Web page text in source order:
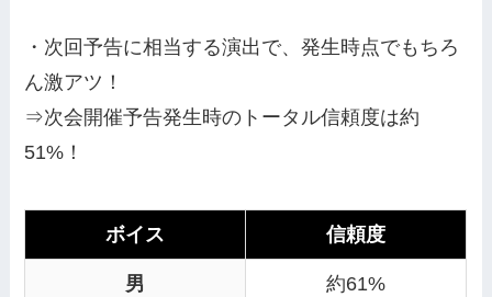
・次回予告に相当する演出で、発生時点でもちろ
ん激アツ！
⇒次会開催予告発生時のトータル信頼度は約
51%！
ボイス 信頼度
男 約61%